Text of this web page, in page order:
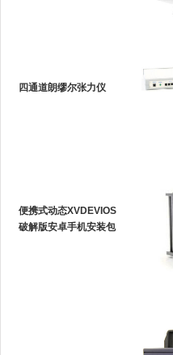
四通道朗缪尔张力仪
便携式动态XVDEVIOS
破解版安卓手机安装包